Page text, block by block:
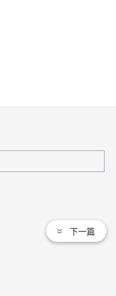
解析iOS与
告集成与内购设置
下一篇